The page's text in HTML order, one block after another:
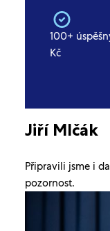
100+
Kč
Jiří Mlčák
Připravili jsme i
pozornost.